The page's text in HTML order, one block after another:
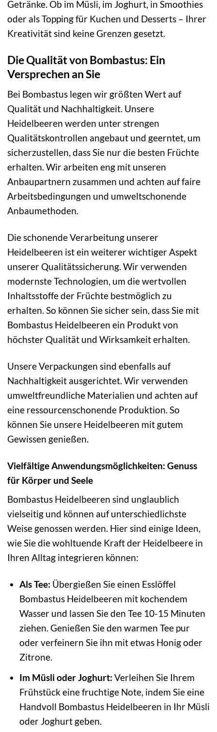
Getränke. Ob im Müsli, im Joghurt, in Smoothies
oder als Topping für Kuchen und Desserts – Ihrer
Kreativität sind keine Grenzen gesetzt.
Die Qualität von Bombastus: Ein
Versprechen an Sie
Bei Bombastus legen wir größten Wert auf
Qualität und Nachhaltigkeit. Unsere
Heidelbeeren werden unter strengen
Qualitätskontrollen angebaut und geerntet, um
sicherzustellen, dass Sie nur die besten Früchte
erhalten. Wir arbeiten eng mit unseren
Anbaupartnern zusammen und achten auf faire
Arbeitsbedingungen und umweltschonende
Anbaumethoden.
Die schonende Verarbeitung unserer
Heidelbeeren ist ein weiterer wichtiger Aspekt
unserer Qualitätssicherung. Wir verwenden
modernste Technologien, um die wertvollen
Inhaltsstoffe der Früchte bestmöglich zu
erhalten. So können Sie sicher sein, dass Sie mit
Bombastus Heidelbeeren ein Produkt von
höchster Qualität und Wirksamkeit erhalten.
Unsere Verpackungen sind ebenfalls auf
Nachhaltigkeit ausgerichtet. Wir verwenden
umweltfreundliche Materialien und achten auf
eine ressourcenschonende Produktion. So
können Sie unsere Heidelbeeren mit gutem
Gewissen genießen.
Vielfältige Anwendungsmöglichkeiten: Genuss
für Körper und Seele
Bombastus Heidelbeeren sind unglaublich
vielseitig und können auf unterschiedlichste
Weise genossen werden. Hier sind einige Ideen,
wie Sie die wohltuende Kraft der Heidelbeere in
Ihren Alltag integrieren können:
Als Tee: Übergießen Sie einen Esslöffel
Bombastus Heidelbeeren mit kochendem
Wasser und lassen Sie den Tee 10-15 Minuten
ziehen. Genießen Sie den warmen Tee pur
oder verfeinern Sie ihn mit etwas Honig oder
Zitrone.
Im Müsli oder Joghurt: Verleihen Sie Ihrem
Frühstück eine fruchtige Note, indem Sie eine
Handvoll Bombastus Heidelbeeren in Ihr Müsli
oder Joghurt geben.